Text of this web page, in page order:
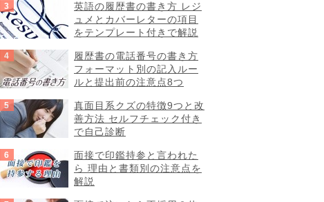
英語の履歴書の書き方 レジ
ュメとカバーレターの項目
をテンプレート付きで解説
履歴書の電話番号の書き方
フォーマット別の記入ルー
ルと提出前の注意点8つ
真面目系クズの特徴9つと改
善方法 セルフチェック付き
で自己診断
面接で印鑑持参と言われた
ら 理由と書類別の注意点を
解説